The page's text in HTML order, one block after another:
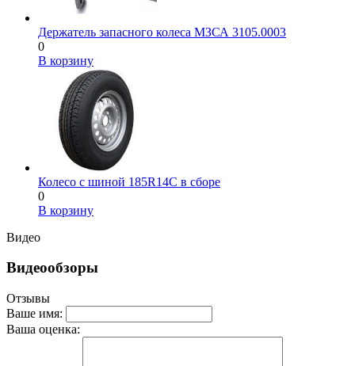
Держатель запасного колеса МЗСА 3105.0003
0
В корзину
Колесо с шиной 185R14С в сборе
0
В корзину
Видео
Видеообзоры
Отзывы
Ваше имя:
Ваша оценка: